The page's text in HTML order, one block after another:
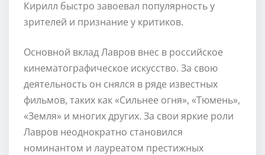
Кирилл быстро завоевал популярность у
зрителей и признание у критиков.
Основной вклад Лавров внес в российское
кинематографическое искусство. За свою
деятельность он снялся в ряде известных
фильмов, таких как «Сильнее огня», «Тюмень»,
«Земля» и многих других. За свои яркие роли
Лавров неоднократно становился
номинантом и лауреатом престижных